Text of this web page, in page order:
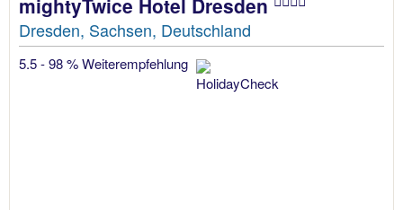
mightyTwice Hotel Dresden
Dresden, Sachsen, Deutschland
5.5 - 98 % Weiterempfehlung